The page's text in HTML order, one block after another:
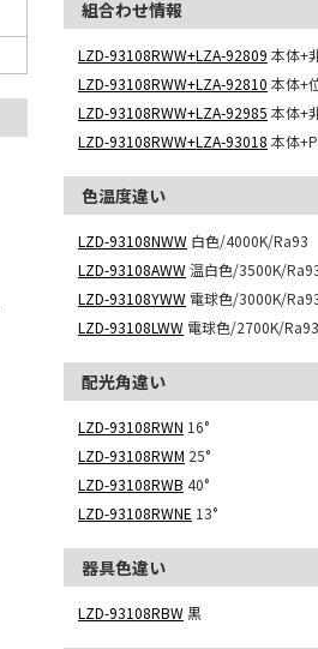
組合わせ情報
LZD-93108RWW+LZA-92809 本体+
LZD-93108RWW+LZA-92810 本体+
LZD-93108RWW+LZA-92985 本体+
LZD-93108RWW+LZA-93018 本体
色温度違い
LZD-93108NWW 白色/4000K/Ra93
LZD-93108AWW温白色/3500K/
LZD-93108YWW 電球色/3000K/
LZD-93108LWW 電球色/2700K/Ra93
配光角違い
LZD-93108RWN 16°
LZD-93108RWM 25°
LZD-93108RWB 40°
LZD-93108RWNE 13°
器具色違い
LZD-93108RBW黒